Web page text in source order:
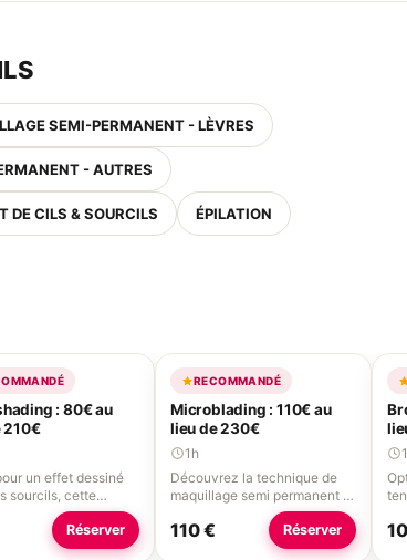
SEMI-PERMANENT - LÈVRES
- AUTRES
DE CILS & SOURCILS ÉPILATION
: 80€ au
210€
un effet dessiné
sourcils, cette
est effectué à
dermographe et
d'avoir un résultat
Réserver
RECOMMANDÉ
Microblading : 110€ au
lieu de 230€
1h
Découvrez la technique de
maquillage semi permanent la
l'aide d'un stylet elle reprend
et reproduit la pousse du poil
110 € Réserver